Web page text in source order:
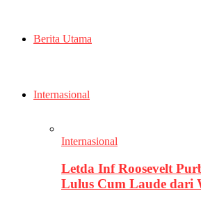
Berita Utama
Internasional
Internasional
Letda Inf Roosevelt
Lulus Cum Laude dari